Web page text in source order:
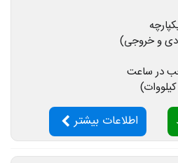
اطلاعات بیشتر